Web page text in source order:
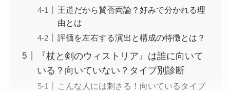
王道だから賛否両論？好みで分かれる理
由とは
評価を左右する演出と構成の特徴とは？
『杖と剣のウィストリア』は誰に向いて
いる？向いていない？タイプ別診断
こんな人には刺さる！向いているタイプ